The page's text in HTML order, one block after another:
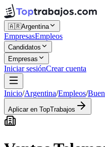
🇦🇷Argentina
EmpresasEmpleos
Candidatos
Empresas
Iniciar sesiónCrear cuenta
Inicio/Argentina/Empleos/
Aplicar en TopTrabajos